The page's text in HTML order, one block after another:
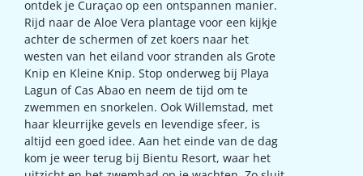
ontdek je Curaçao op een ontspannen manier.
Rijd naar de Aloe Vera plantage voor een kijkje
achter de schermen of zet koers naar het
westen van het eiland voor stranden als Grote
Knip en Kleine Knip. Stop onderweg bij Playa
Lagun of Cas Abao en neem de tijd om te
zwemmen en snorkelen. Ook Willemstad, met
haar kleurrijke gevels en levendige sfeer, is
altijd een goed idee. Aan het einde van de dag
kom je weer terug bij Bientu Resort, waar het